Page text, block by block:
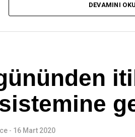
çizilse, akışkan sıcaklığı değişse
DEVAMINI OKU
- 16 Mart 2020